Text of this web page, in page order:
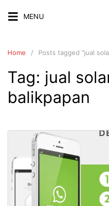
MENU
Home Posts tagged “jual
Tag: jual
balikpapan